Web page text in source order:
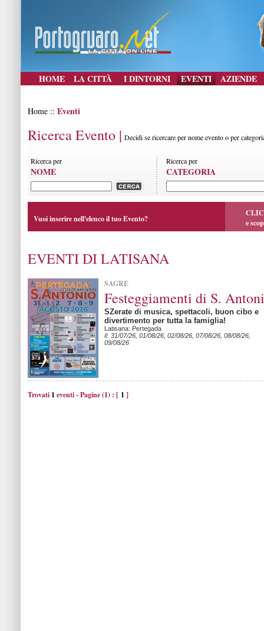
HOME LA CITTÀ I DINTORNI EVENTI AZIENDE
Home :: Eventi
Ricerca Evento | Decidi se ricercare per nome evento o per
Ricerca per
NOME
Ricerca per
CATEGORIA
Vuoi inserire nell'elenco il tuo Evento?
e
EVENTI DI LATISANA
SAGRE
Festeggiamenti di S.
SZerate di musica, spettacoli, buon cibo e
divertimento per tutta la famiglia!
Latisana: Pertegada
Il 31/07/26, 01/08/26, 02/08/26, 07/08/26, 08/08/26,
09/08/26
Trovati 1 eventi - Pagine (1) : [ 1 ]